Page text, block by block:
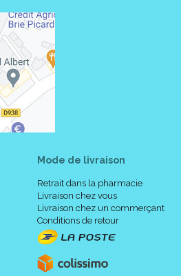
Mode de livraison
Retrait dans la pharmacie
Livraison chez vous
Livraison chez un commerçant
Conditions de retour